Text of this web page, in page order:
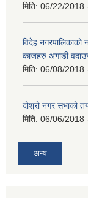
मिति: 06/22/2018
विदेह नगरपालिकाको
काजहरु अगाडी
मिति: 06/08/2018
दोश्रो नगर सभाको
मिति: 06/06/2018
अन्य